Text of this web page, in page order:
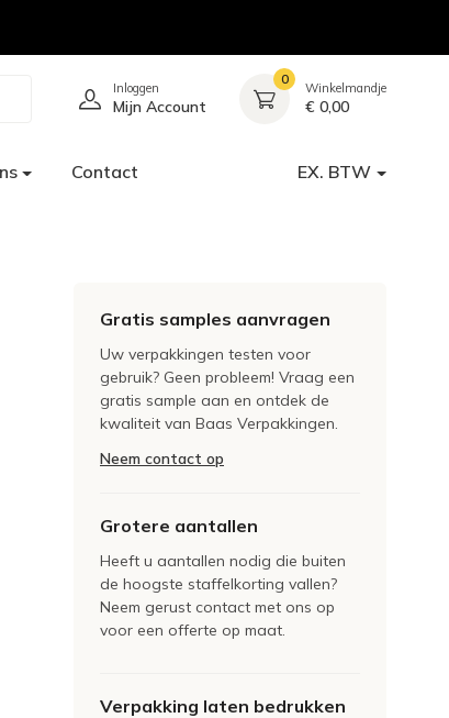
Inloggen
Mijn Account
0
Winkelmandje
€ 0,00
Contact EX. BTW
Gratis samples aanvragen
Uw verpakkingen testen voor
gebruik? Geen probleem! Vraag een
gratis sample aan en ontdek de
kwaliteit van Baas Verpakkingen.
Neem contact op
Grotere aantallen
Heeft u aantallen nodig die buiten
de hoogste staffelkorting vallen?
Neem gerust contact met ons op
voor een offerte op maat.
Verpakking laten bedrukken